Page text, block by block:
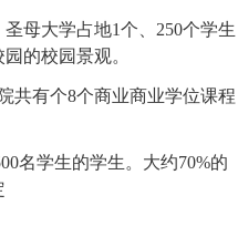
母大学占地1个、250个学生
的校园景观。
有个8个商业商业学位课程
名学生的学生。大约70%的